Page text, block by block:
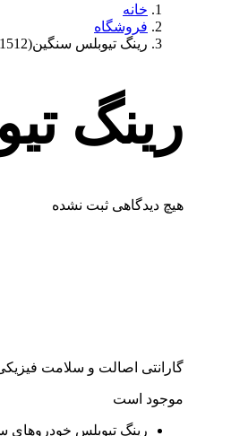
خانه
فروشگاه
رینگ تیوبلس سنگین(1512)17.5*6
رینگ
هیچ دیدگاهی ثبت نشده
گارانتی اصالت و سلامت
موجود است
رینگ تیوبلس خودروهای